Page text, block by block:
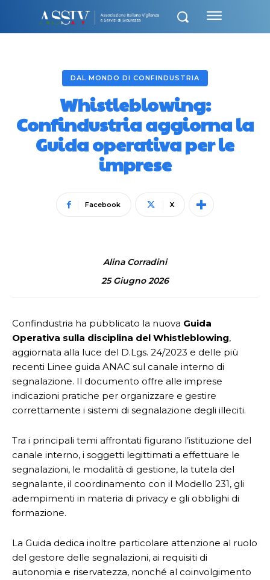
DAL MONDO DI CONFINDUSTRIA
Whistleblowing:
Confindustria aggiorna la
Guida operativa per le
imprese
Facebook X
Alina Corradini
25 Giugno 2026
Confindustria ha pubblicato la nuova Guida
Operativa sulla disciplina del Whistleblowing,
aggiornata alla luce del D.Lgs. 24/2023 e delle più
recenti Linee guida ANAC sul canale interno di
segnalazione. Il documento offre alle imprese
indicazioni pratiche per organizzare e gestire
correttamente i sistemi di segnalazione degli illeciti.
Tra i principali temi affrontati figurano l’istituzione del
canale interno, i soggetti legittimati a effettuare le
segnalazioni, le modalità di gestione, la tutela del
segnalante, il coordinamento con il Modello 231, gli
adempimenti in materia di privacy e gli obblighi di
formazione.
La Guida dedica inoltre particolare attenzione al ruolo
del gestore delle segnalazioni, ai requisiti di
autonomia e riservatezza, nonché al coinvolgimento